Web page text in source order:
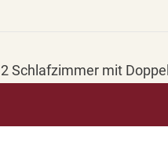
2 Schlafzimmer mit